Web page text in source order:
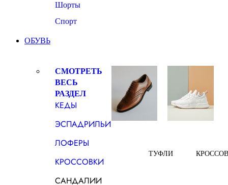
Шорты
Спорт
ОБУВЬ
СМОТРЕТЬ
ВЕСЬ
РАЗДЕЛ
КЕДЫ
ЭСПАДРИЛЬИ
ЛОФЕРЫ
КРОССОВКИ
САНДАЛИИ
ТУФЛИ